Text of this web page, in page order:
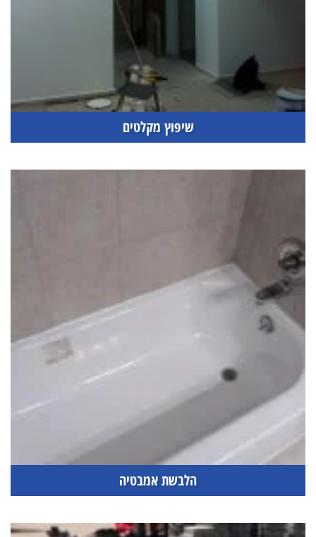
שיפוץ מקלטים
הלבשת אמבטיה